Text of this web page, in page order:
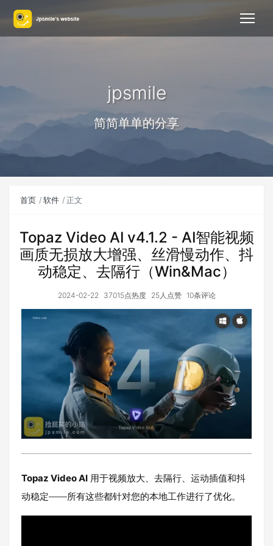
jpsmile
简简单单的分享
首页 软件 正文
Topaz Video AI v4.1.2 - AI智能视频
画质无损放大增强、丝滑慢动作、抖
动稳定、去隔行（Win&Mac）
2024-02-22 37015点热度 25人点赞 10条评论
Topaz Video AI 用于视频放大、去隔行、运动插值和抖
动稳定——所有这些都针对您的本地工作进行了优化。